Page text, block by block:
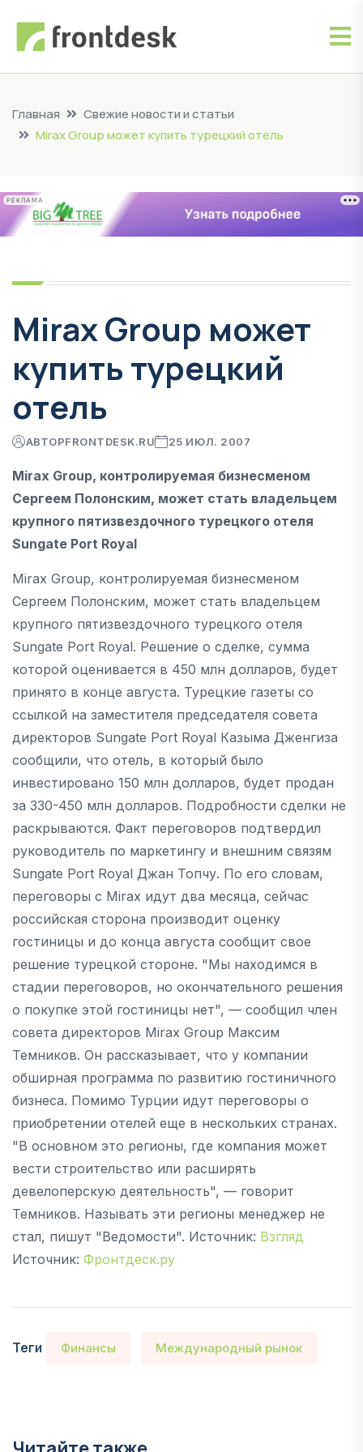
Главная
Свежие новости и статьи
Mirax Group может купить турецкий отель
РЕКЛАМА
Mirax Group может
купить турецкий
отель
АВТОРFRONTDESK.RU 25 ИЮЛ. 2007
Mirax Group, контролируемая бизнесменом
Сергеем Полонским, может стать владельцем
крупного пятизвездочного турецкого отеля
Sungate Port Royal
Mirax Group, контролируемая бизнесменом
Сергеем Полонским, может стать владельцем
крупного пятизвездочного турецкого отеля
Sungate Port Royal. Решение о сделке, сумма
которой оценивается в 450 млн долларов, будет
принято в конце августа. Турецкие газеты со
ссылкой на заместителя председателя совета
директоров Sungate Port Royal Казыма Дженгиза
сообщили, что отель, в который было
инвестировано 150 млн долларов, будет продан
за 330-450 млн долларов. Подробности сделки не
раскрываются. Факт переговоров подтвердил
руководитель по маркетингу и внешним связям
Sungate Port Royal Джан Топчу. По его словам,
переговоры с Mirax идут два месяца, сейчас
российская сторона производит оценку
гостиницы и до конца августа сообщит свое
решение турецкой стороне. "Мы находимся в
стадии переговоров, но окончательного решения
о покупке этой гостиницы нет", — сообщил член
совета директоров Mirax Group Максим
Темников. Он рассказывает, что у компании
обширная программа по развитию гостиничного
бизнеса. Помимо Турции идут переговоры о
приобретении отелей еще в нескольких странах.
"В основном это регионы, где компания может
вести строительство или расширять
девелоперскую деятельность", — говорит
Темников. Называть эти регионы менеджер не
стал, пишут "Ведомости". Источник: Взгляд
Источник: Фронтдеск.ру
Теги Финансы Международный рынок